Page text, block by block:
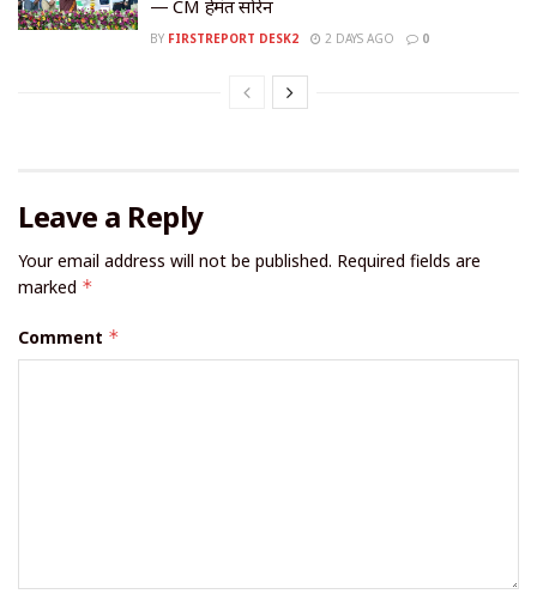
— CM हेमंत सोरेन
BY FIRSTREPORT DESK2 2 DAYS AGO 0
Leave a Reply
Your email address will not be published. Required fields are
marked *
Comment *